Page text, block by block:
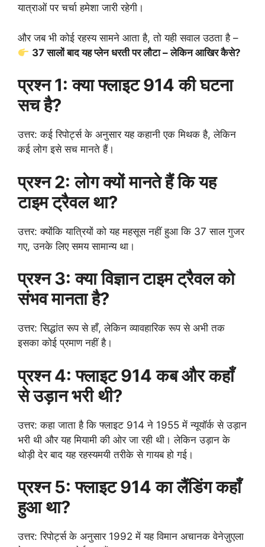
यात्राओं पर चर्चा हमेशा जारी रहेगी।
और जब भी कोई रहस्य सामने आता है, तो यही सवाल उठता है –
37 सालों बाद यह प्लेन धरती पर लौटा – लेकिन आखिर कैसे?
प्रश्न 1: क्या फ्लाइट 914 की घटना
सच है?
उत्तर: कई रिपोर्ट्स के अनुसार यह कहानी एक मिथक है, लेकिन
कई लोग इसे सच मानते हैं।
प्रश्न 2: लोग क्यों मानते हैं कि यह
टाइम ट्रैवल था?
उत्तर: क्योंकि यात्रियों को यह महसूस नहीं हुआ कि 37 साल गुजर
गए, उनके लिए समय सामान्य था।
प्रश्न 3: क्या विज्ञान टाइम ट्रैवल को
संभव मानता है?
उत्तर: सिद्धांत रूप से हाँ, लेकिन व्यावहारिक रूप से अभी तक
इसका कोई प्रमाण नहीं है।
प्रश्न 4: फ्लाइट 914 कब और कहाँ
से उड़ान भरी थी?
उत्तर: कहा जाता है कि फ्लाइट 914 ने 1955 में न्यूयॉर्क से उड़ान
भरी थी और यह मियामी की ओर जा रही थी। लेकिन उड़ान के
थोड़ी देर बाद यह रहस्यमयी तरीके से गायब हो गई।
प्रश्न 5: फ्लाइट 914 का लैंडिंग कहाँ
हुआ था?
उत्तर: रिपोर्ट्स के अनुसार 1992 में यह विमान अचानक वेनेज़ुएला